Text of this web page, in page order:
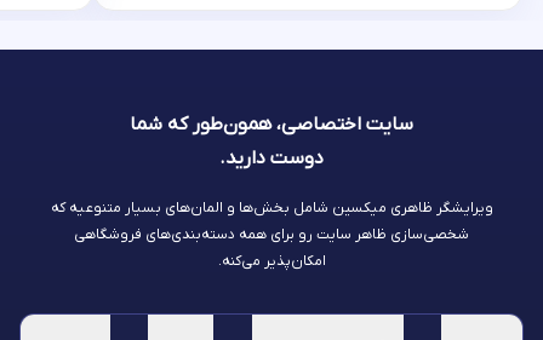
سایت اختصاصی، همون‌طور که شما
دوست دارید.
ویرایشگر ظاهری میکسین شامل بخش‌ها و المان‌های بسیار متنوعیه که
شخصی‌سازی ظاهر سایت رو برای همه دسته‌بندی‌های فروشگاهی
امکان‌پذیر می‌کنه.